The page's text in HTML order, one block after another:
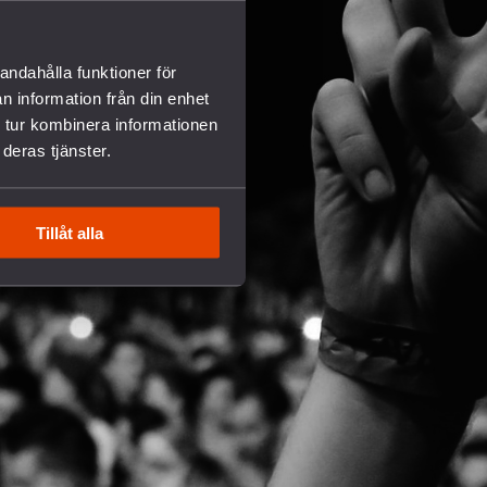
funktioner för
information från din enhet
kombinera informationen
tjänster.
Tillåt alla